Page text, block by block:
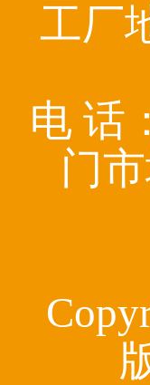
工厂
电 话
门